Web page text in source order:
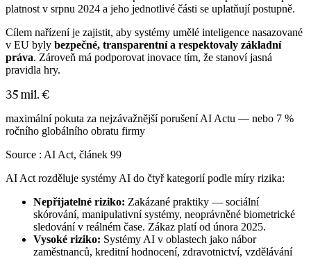
platnost v srpnu 2024 a jeho jednotlivé části se uplatňují postupně.
Cílem nařízení je zajistit, aby systémy umělé inteligence nasazované
v EU byly bezpečné, transparentní a respektovaly základní
práva. Zároveň má podporovat inovace tím, že stanoví jasná
pravidla hry.
35 mil. €
maximální pokuta za nejzávažnější porušení AI Actu — nebo 7 %
ročního globálního obratu firmy
Source : AI Act, článek 99
AI Act rozděluje systémy AI do čtyř kategorií podle míry rizika:
Nepřijatelné riziko: Zakázané praktiky — sociální
skórování, manipulativní systémy, neoprávněné biometrické
sledování v reálném čase. Zákaz platí od února 2025.
Vysoké riziko: Systémy AI v oblastech jako nábor
zaměstnanců, kreditní hodnocení, zdravotnictví, vzdělávání